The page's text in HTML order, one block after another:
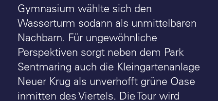
Gymnasium wählte sich den
Wasserturm sodann als unmittelbaren
Nachbarn. Für ungewöhnliche
Perspektiven sorgt neben dem Park
Sentmaring auch die Kleingartenanlage
Neuer Krug als unverhofft grüne Oase
inmitten des Viertels. Die Tour wird